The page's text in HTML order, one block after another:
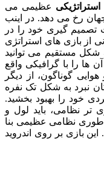
عظیمی می
می دهد. در اینب
گیری خود را در
های استراتژی
می توانید
با گرافیکی واقع
از دیگر
به شکل تک نفره
را بهبود بخشید.
باید لول و
نظامی عظیمی بنا
بر روی اندروید